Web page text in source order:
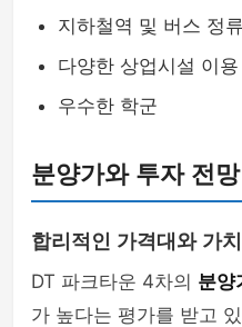
지하철역 및 버스 정
다양한 상업시설 이
우수한 학군
분양가와 투자 전망
합리적인 가격대와 가
DT 파크타운 4차의 분양
가 높다는 평가를 받고